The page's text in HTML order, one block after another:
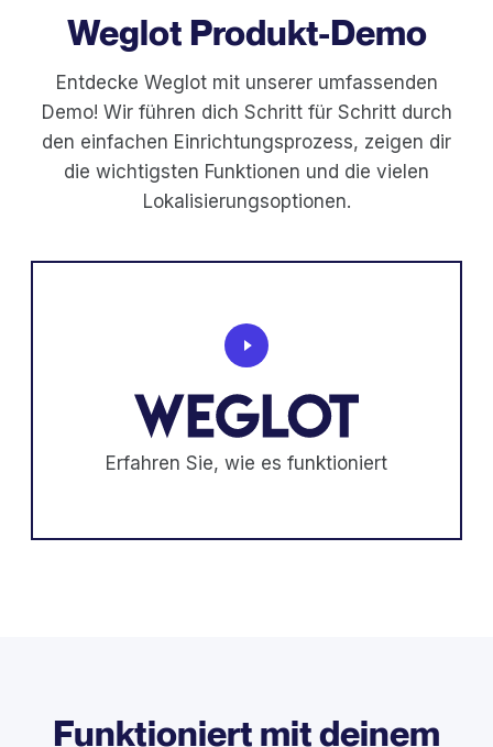
Weglot Produkt-Demo
Entdecke Weglot mit unserer umfassenden
Demo! Wir führen dich Schritt für Schritt durch
den einfachen Einrichtungsprozess, zeigen dir
die wichtigsten Funktionen und die vielen
Lokalisierungsoptionen.
Erfahren Sie, wie es funktioniert
Funktioniert mit deinem